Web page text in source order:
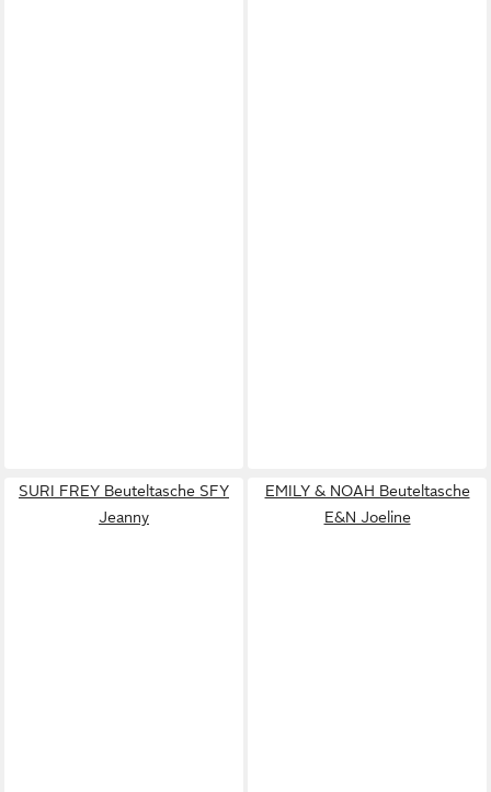
SURI FREY Beuteltasche SFY
Jeanny
EMILY & NOAH Beuteltasche
E&N Joeline